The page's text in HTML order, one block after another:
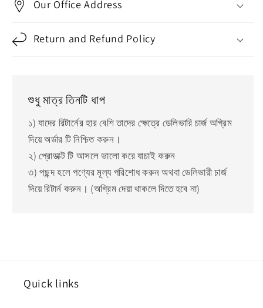
Our Office Address
Return and Refund Policy
শুধু মাত্র তিনটি ধাপ
১) যাদের রিটার্নের হার বেশি তাদের ক্ষেত্রে ডেলিভারি চার্জ অগ্রিম
দিয়ে অর্ডার টি নিশ্চিত করুন।
২) প্রোডাক্ট টি আসলে ভালো করে যাচাই করুন
৩) পছন্দ হলে পণ্যের মূল্য পরিশোধ করুন অথবা ডেলিভারী চার্জ
দিয়ে রিটার্ন করুন। (অগ্রিম দেয়া থাকলে দিতে হবে না)
Quick links